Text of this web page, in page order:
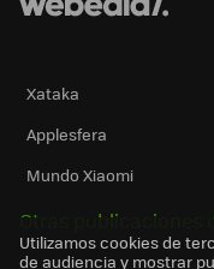
Xataka
Applesfera
Mundo Xiaomi
Otras publicaciones
Utilizamos cookies de
de audiencia y mostrar